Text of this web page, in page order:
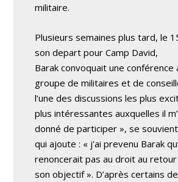
militaire.
Plusieurs semaines plus tard, le
son depart pour Camp David,
Barak convoquait une conférence
groupe de militaires et de
l’une des discussions les plus
plus intéressantes auxquelles il
donné de participer », se
qui ajoute : « j’ai prevenu Barak
renoncerait pas au droit au
son objectif ». D’après certains